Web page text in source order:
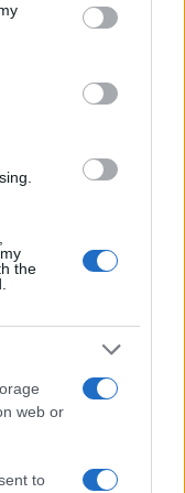
You may click to
party tags to
in below Google
the
web or
to
y gerentes
las soluciones
resistencia si no
del